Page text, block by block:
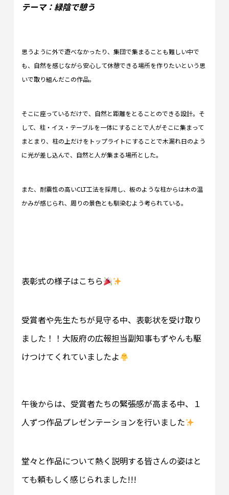
テーマ：緑陰で憩う
思うように外で遊べなかったり、集団で集まることも難しい中で
も、自然を感じながら安心して休憩できる場所を作りたいという思
いで取り組んだこの作品。
そこに座っているだけで、自然と距離をとることのできる設計。そ
して、柱・イス・テーブルを一体にすることで人がそこに集まって
まとまり、柱の上だけをトップライトにすることで木漏れ日のよう
に光が差し込んで、自然と人が集まる場所とした。
また、耐震性の高いCLT工法を採用し、板のような柱からは木の温
かみが感じられ、周りの景色とも馴染むよう考られている。
表彰式の様子はこちら
受賞者や先生たちが見守る中、表彰状を受け取り
ました！！大阪府の広報担当副知事もずやんも駆
けつけてくれていましたよ
午後からは、受賞者たちの緊張感が高まる中、１
人ずつ作品プレゼンテーションを行いました
堂々と作品について熱く説明する皆さんの姿はと
ても頼もしく感じられました!!!